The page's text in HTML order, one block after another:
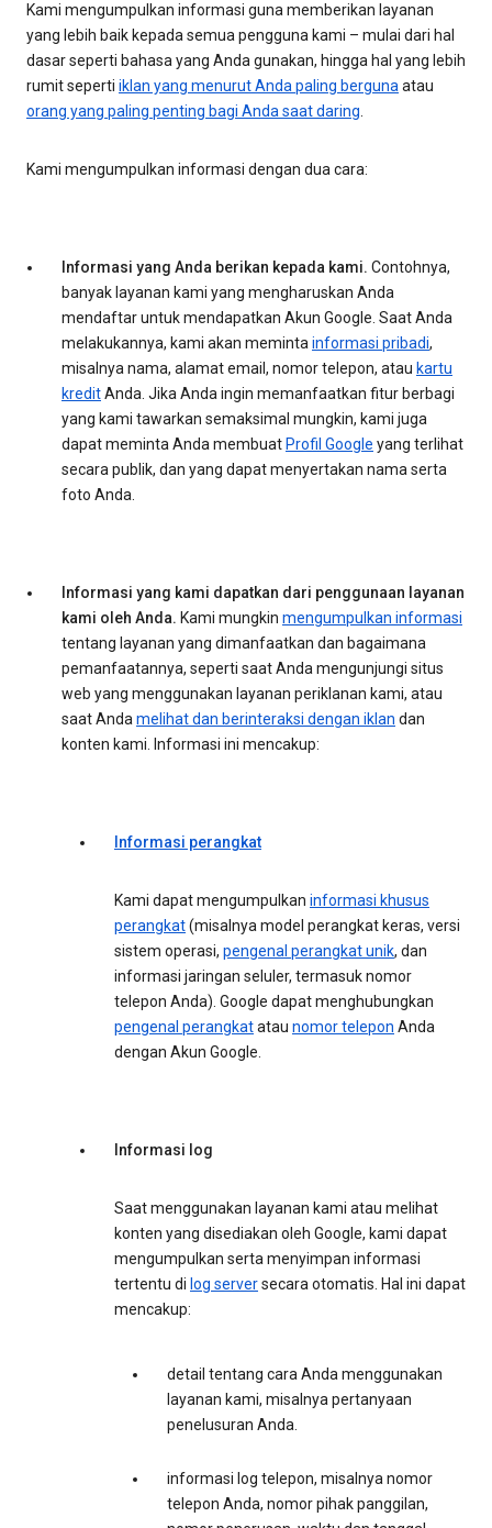
Kami mengumpulkan informasi guna memberikan layanan
yang lebih baik kepada semua pengguna kami – mulai dari hal
dasar seperti bahasa yang Anda gunakan, hingga hal yang lebih
rumit seperti iklan yang menurut Anda paling bergunaatau
orang yang paling penting bagi Anda saat daring.
Kami mengumpulkan informasi dengan dua cara:
Informasi yang Anda berikan kepada kami. Contohnya,
banyak layanan kami yang mengharuskan Anda
mendaftar untuk mendapatkan Akun Google. Saat Anda
melakukannya, kami akan memintainformasi pribadi,
misalnya nama, alamat email, nomor telepon, atau kartu
kreditAnda. Jika Anda ingin memanfaatkan fitur berbagi
yang kami tawarkan semaksimal mungkin, kami juga
dapat meminta Anda membuat Profil Google yang terlihat
secara publik, dan yang dapat menyertakan nama serta
foto Anda.
Informasi yang kami dapatkan dari penggunaan layanan
kami oleh Anda. Kami mungkin mengumpulkan informasi
tentang layanan yang dimanfaatkan dan bagaimana
pemanfaatannya, seperti saat Anda mengunjungi situs
web yang menggunakan layanan periklanan kami, atau
saat Andamelihat dan berinteraksi dengan iklan dan
konten kami. Informasi ini mencakup:
Informasi perangkat
Kami dapat mengumpulkan informasi khusus
perangkat(misalnya model perangkat keras, versi
sistem operasi, pengenal perangkat unik, dan
informasi jaringan seluler, termasuk nomor
telepon Anda). Google dapat menghubungkan
pengenal perangkatatau nomor telepon Anda
dengan Akun Google.
Informasi log
Saat menggunakan layanan kami atau melihat
konten yang disediakan oleh Google, kami dapat
mengumpulkan serta menyimpan informasi
tertentu di log serversecara otomatis. Hal ini dapat
mencakup:
detail tentang cara Anda menggunakan
layanan kami, misalnya pertanyaan
penelusuran Anda.
informasi log telepon, misalnya nomor
telepon Anda, nomor pihak panggilan,